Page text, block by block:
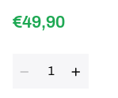
€49,90